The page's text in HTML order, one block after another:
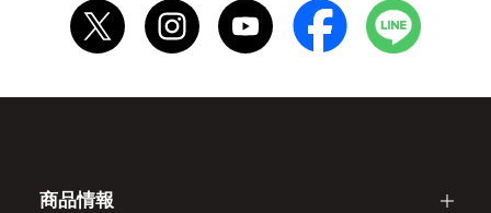
商品情報